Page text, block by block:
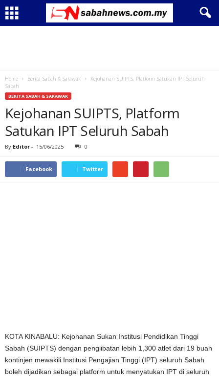
Home Berita Sabah & Sarawak
Kejohanan SUIPTS, Platform Satukan IPT Seluruh
Sabah
BERITA SABAH & SARAWAK
Kejohanan SUIPTS, Platform
Satukan IPT Seluruh Sabah
By Editor - 15/06/2025 0
Facebook Twitter
KOTA KINABALU: Kejohanan Sukan Institusi Pendidikan Tinggi
Sabah (SUIPTS) dengan penglibatan lebih 1,300 atlet dari 19 buah
kontinjen mewakili Institusi Pengajian Tinggi (IPT) seluruh Sabah
boleh dijadikan sebagai platform untuk menyatukan IPT di seluruh